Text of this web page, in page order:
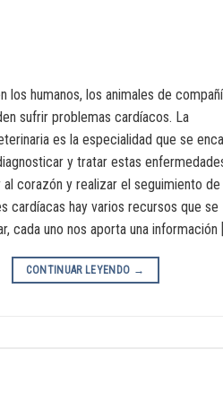
los humanos, los animales de
sufrir problemas cardíacos. La
es la especialidad que se
y tratar estas
al corazón y realizar el seguimiento de
cardíacas hay varios recursos que se
cada uno nos aporta una información
CONTINUAR LEYENDO →